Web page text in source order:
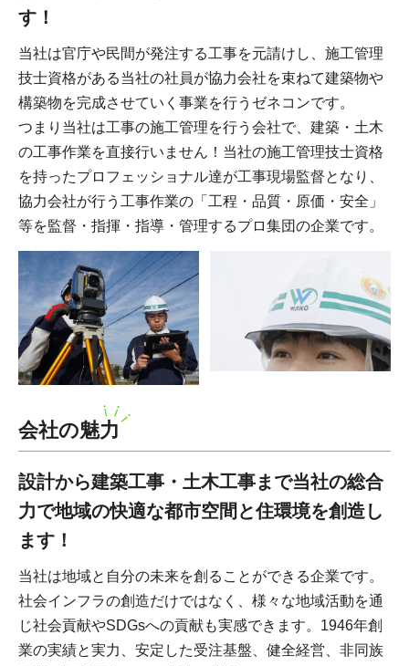
す！
当社は官庁や民間が発注する工事を元請けし、施工管理
技士資格がある当社の社員が協力会社を束ねて建築物や
構築物を完成させていく事業を行うゼネコンです。
つまり当社は工事の施工管理を行う会社で、建築・土木
の工事作業を直接行いません！当社の施工管理技士資格
を持ったプロフェッショナル達が工事現場監督となり、
協力会社が行う工事作業の「工程・品質・原価・安全」
等を監督・指揮・指導・管理するプロ集団の企業です。
会社の魅力
設計から建築工事・土木工事まで当社の総合
力で地域の快適な都市空間と住環境を創造し
ます！
当社は地域と自分の未来を創ることができる企業です。
社会インフラの創造だけではなく、様々な地域活動を通
じ社会貢献やSDGsへの貢献も実感できます。1946年創
業の実績と実力、安定した受注基盤、健全経営、非同族